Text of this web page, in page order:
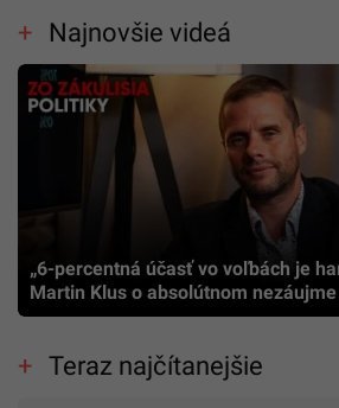
Najnovšie videá
„6-percentná účasť vo voľbách je
Martin Klus o absolútnom
Teraz najčítanejšie